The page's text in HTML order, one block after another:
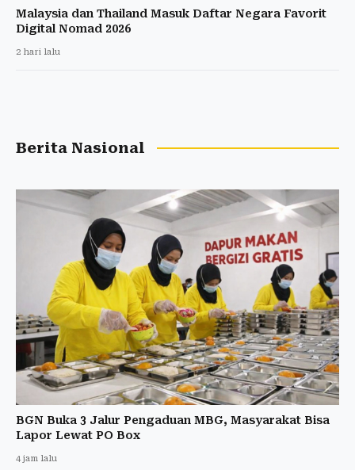
Malaysia dan Thailand Masuk Daftar Negara Favorit
Digital Nomad 2026
2 hari lalu
Berita Nasional
BGN Buka 3 Jalur Pengaduan MBG, Masyarakat Bisa
Lapor Lewat PO Box
4 jam lalu